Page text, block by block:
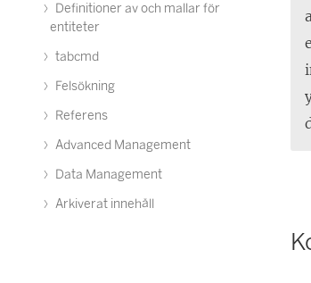
Definitioner av och mallar för
entiteter
tabcmd
Felsökning
Referens
Advanced Management
Data Management
Arkiverat innehåll